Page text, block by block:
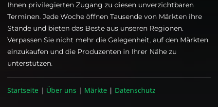
Ihnen privilegierten Zugang zu diesen unverzichtbaren
Terminen. Jede Woche öffnen Tausende von Märkten ihre
Stände und bieten das Beste aus unseren Regionen.
Verpassen Sie nicht mehr die Gelegenheit, auf den Märkten
einzukaufen und die Produzenten in Ihrer Nähe zu
unterstützen.
Startseite | Über uns | Märkte | Datenschutz